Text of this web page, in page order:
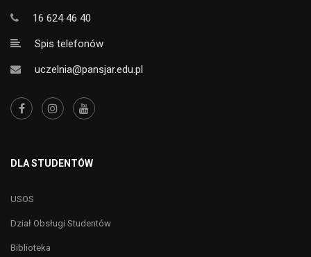
16 624 46 40
Spis telefonów
uczelnia@pansjar.edu.pl
DLA STUDENTÓW
USOS
Dział Obsługi Studentów
Biblioteka